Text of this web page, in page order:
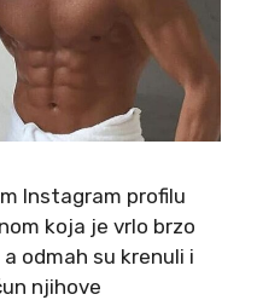
Instagram profilu
koja je vrlo brzo
odmah su krenuli i
njihove